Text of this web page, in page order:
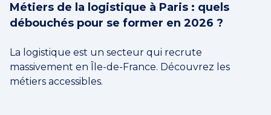
Métiers de la logistique à Paris : quels
débouchés pour se former en 2026 ?
La logistique est un secteur qui recrute
massivement en Île-de-France. Découvrez les
métiers accessibles.